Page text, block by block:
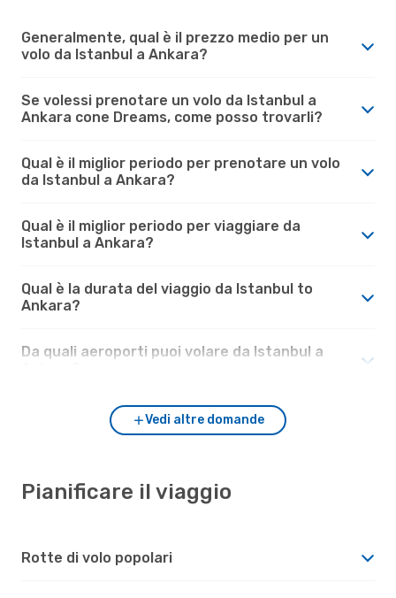
Generalmente, qual è il prezzo medio per un
volo da Istanbul a Ankara?
Se volessi prenotare un volo da Istanbul a
Ankara cone Dreams, come posso trovarli?
Qual è il miglior periodo per prenotare un volo
da Istanbul a Ankara?
Qual è il miglior periodo per viaggiare da
Istanbul a Ankara?
Qual è la durata del viaggio da Istanbul to
Ankara?
Da quali aeroporti puoi volare da Istanbul a
Vedi altre domande
Pianificare il viaggio
Rotte di volo popolari